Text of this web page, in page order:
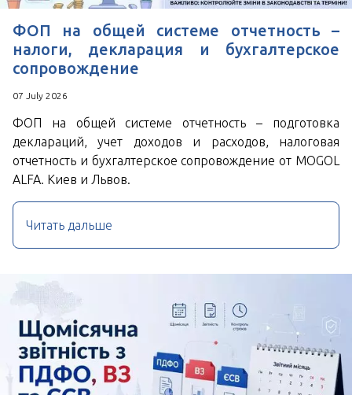
ФОП на общей системе отчетность –
налоги, декларация и бухгалтерское
сопровождение
07 July 2026
ФОП на общей системе отчетность – подготовка
деклараций, учет доходов и расходов, налоговая
отчетность и бухгалтерское сопровождение от MOGOL
ALFA. Киев и Львов.
Читать дальше